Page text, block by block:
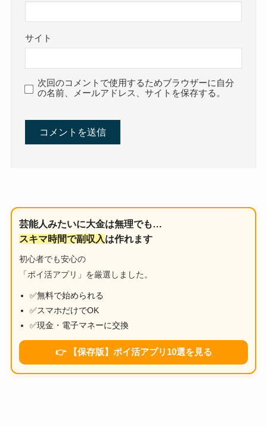
サイト
次回のコメントで使用するためブラウザーに自分
の名前、メールアドレス、サイトを保存する。
芸能人みたいに大金は無理でも…
スキマ時間で副収入は作れます
初心者でも安心の
「ポイ活アプリ」を厳選しました。
✅無料で始められる
✅スマホだけでOK
✅現金・電子マネーに交換
👉 【保存版】ポイ活アプリ10選を見る